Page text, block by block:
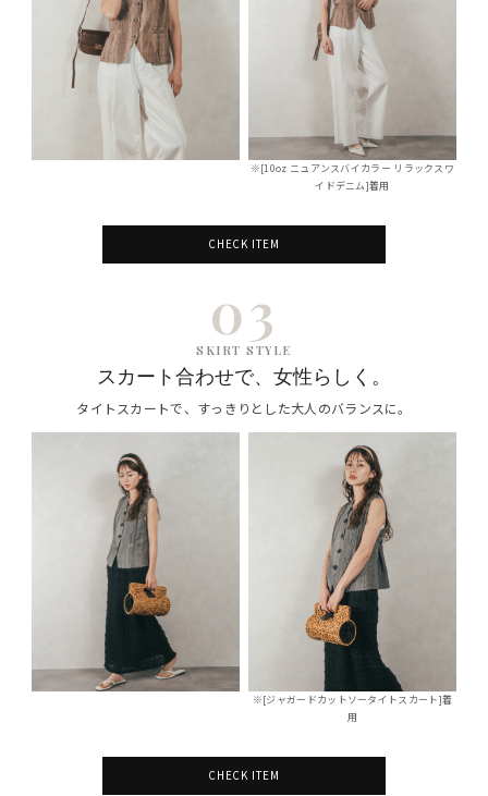
※[10oz ニュアンスバイカラー リラックスワ
イドデニム]着用
CHECK ITEM
03
SKIRT STYLE
スカート合わせで、女性らしく。
タイトスカートで、すっきりとした大人のバランスに。
※[ジャガードカットソータイトスカート]着
用
CHECK ITEM